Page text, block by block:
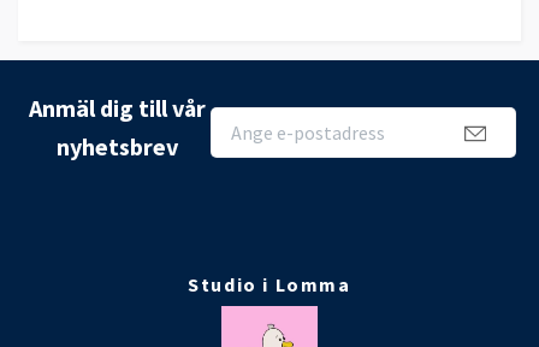
Anmäl dig till vår
nyhetsbrev
Studio i Lomma